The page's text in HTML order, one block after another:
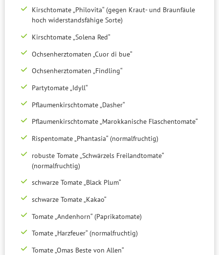
Kirschtomate „Philovita“ (gegen Kraut- und Braunfäule
hoch widerstandsfähige Sorte)
Kirschtomate „Solena Red“
Ochsenherztomaten „Cuor di bue“
Ochsenherztomaten „Findling“
Partytomate „Idyll“
Pflaumenkirschtomate „Dasher“
Pflaumenkirschtomate „Marokkanische Flaschentomate“
Rispentomate „Phantasia“ (normalfruchtig)
robuste Tomate „Schwärzels Freilandtomate“
(normalfruchtig)
schwarze Tomate „Black Plum“
schwarze Tomate „Kakao“
Tomate „Andenhorn“ (Paprikatomate)
Tomate „Harzfeuer“ (normalfruchtig)
Tomate „Omas Beste von Allen“